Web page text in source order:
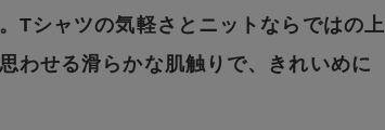
Tシャツの気軽さとニットならではの上
わせる滑らかな肌触りで、きれいめに